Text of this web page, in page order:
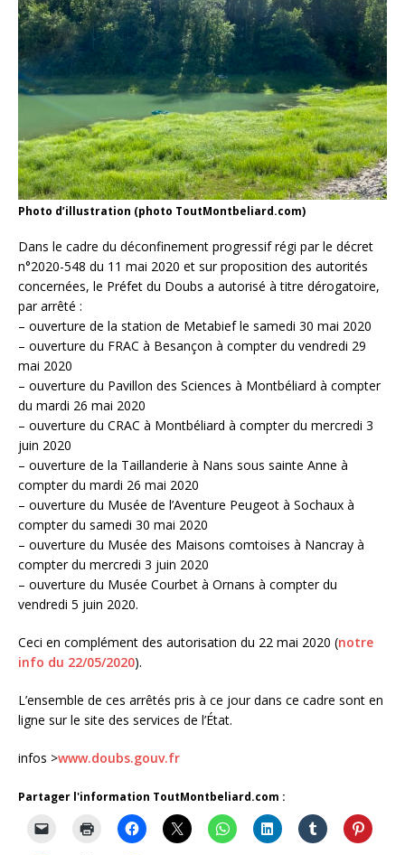
Photo d’illustration (photo ToutMontbeliard.com)
Dans le cadre du déconfinement progressif régi par le décret
n°2020-548 du 11 mai 2020 et sur proposition des autorités
concernées, le Préfet du Doubs a autorisé à titre dérogatoire,
par arrêté :
– ouverture de la station de Metabief le samedi 30 mai 2020
– ouverture du FRAC à Besançon à compter du vendredi 29
mai 2020
– ouverture du Pavillon des Sciences à Montbéliard à compter
du mardi 26 mai 2020
– ouverture du CRAC à Montbéliard à compter du mercredi 3
juin 2020
– ouverture de la Taillanderie à Nans sous sainte Anne à
compter du mardi 26 mai 2020
– ouverture du Musée de l’Aventure Peugeot à Sochaux à
compter du samedi 30 mai 2020
– ouverture du Musée des Maisons comtoises à Nancray à
compter du mercredi 3 juin 2020
– ouverture du Musée Courbet à Ornans à compter du
vendredi 5 juin 2020.
Ceci en complément des autorisation du 22 mai 2020 (notre
info du 22/05/2020).
L’ensemble de ces arrêtés pris à ce jour dans ce cadre sont en
ligne sur le site des services de l’État.
infos >www.doubs.gouv.fr
Partager l'information ToutMontbeliard.com :